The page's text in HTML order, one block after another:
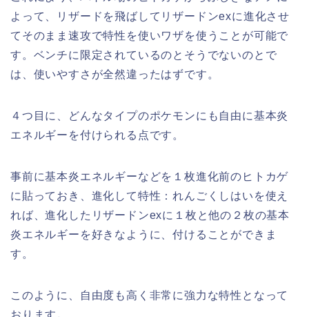
よって、リザードを飛ばしてリザードンexに進化させ
てそのまま速攻で特性を使いワザを使うことが可能で
す。ベンチに限定されているのとそうでないのとで
は、使いやすさが全然違ったはずです。
４つ目に、どんなタイプのポケモンにも自由に基本炎
エネルギーを付けられる点です。
事前に基本炎エネルギーなどを１枚進化前のヒトカゲ
に貼っておき、進化して特性：れんごくしはいを使え
れば、進化したリザードンexに１枚と他の２枚の基本
炎エネルギーを好きなように、付けることができま
す。
このように、自由度も高く非常に強力な特性となって